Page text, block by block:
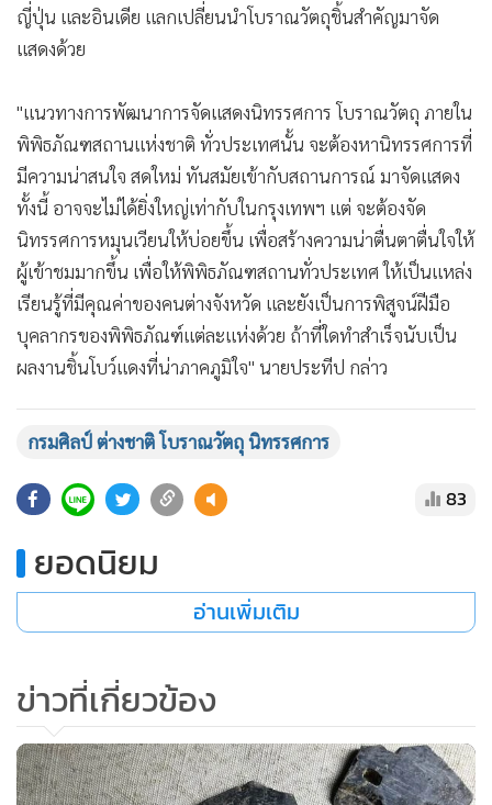
ญี่ปุ่น และอินเดีย แลกเปลี่ยนนำโบราณวัตถุชิ้นสำคัญมาจัด
แสดงด้วย
"แนวทางการพัฒนาการจัดแสดงนิทรรศการ โบราณวัตถุ ภายใน
พิพิธภัณฑสถานแห่งชาติ ทั่วประเทศนั้น จะต้องหานิทรรศการที่
มีความน่าสนใจ สดใหม่ ทันสมัยเข้ากับสถานการณ์ มาจัดแสดง
ทั้งนี้ อาจจะไม่ได้ยิ่งใหญ่เท่ากับในกรุงเทพฯ แต่ จะต้องจัด
นิทรรศการหมุนเวียนให้บ่อยขึ้น เพื่อสร้างความน่าตื่นตาตื่นใจให้
ผู้เข้าชมมากขึ้น เพื่อให้พิพิธภัณฑสถานทั่วประเทศ ให้เป็นแหล่ง
เรียนรู้ที่มีคุณค่าของคนต่างจังหวัด และยังเป็นการพิสูจน์ฝีมือ
บุคลากรของพิพิธภัณฑ์แต่ละแห่งด้วย ถ้าที่ใดทำสำเร็จนับเป็น
ผลงานชิ้นโบว์แดงที่น่าภาคภูมิใจ" นายประทีป กล่าว
กรมศิลป์ ต่างชาติ โบราณวัตถุ นิทรรศการ
83
ยอดนิยม
อ่านเพิ่มเติม
ข่าวที่เกี่ยวข้อง